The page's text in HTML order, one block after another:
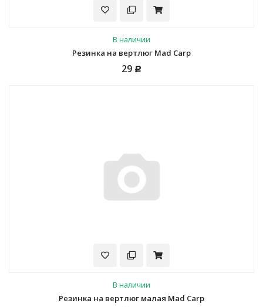
В наличии
Резинка на вертлюг Mad Carp
29 Р
В наличии
Резинка на вертлюг малая Mad Carp